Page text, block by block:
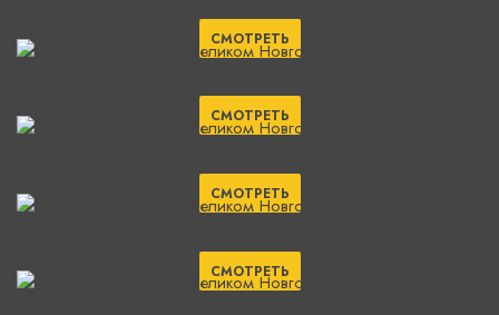
СМОТРЕТЬ
СМОТРЕТЬ
СМОТРЕТЬ
СМОТРЕТЬ